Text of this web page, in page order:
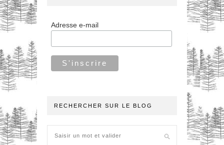
Adresse e-mail
RECHERCHER SUR LE BLOG